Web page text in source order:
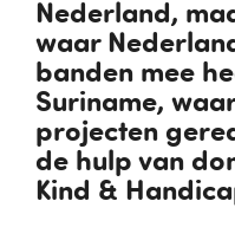
Nederland,
waar
banden mee
Suriname,
projecten
de hulp van
Kind &